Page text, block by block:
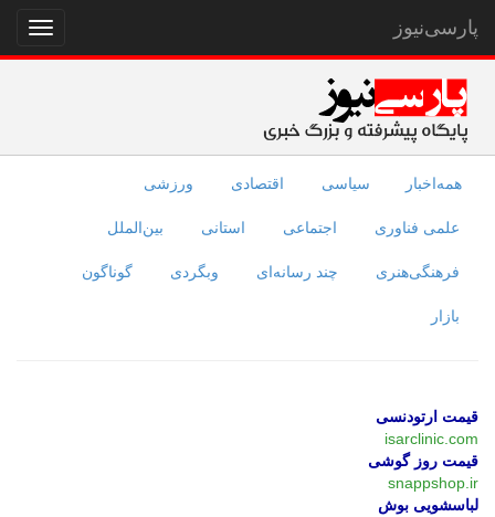
نمایش
منو
پارسی‌نیوز
همه‌اخبار سیاسی اقتصادی ورزشی
علمی فناوری اجتماعی استانی بین‌الملل
فرهنگی‌هنری چند رسانه‌ای وبگردی گوناگون
بازار
قیمت ارتودنسی
isarclinic.com
قیمت روز گوشی
snappshop.ir
لباسشویی بوش